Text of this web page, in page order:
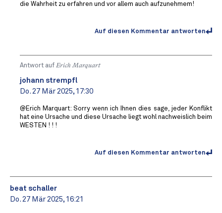
die Wahrheit zu erfahren und vor allem auch aufzunehmem!
Auf diesen Kommentar antworten
Antwort auf Erich Marquart
johann strempfl
Do. 27 Mär 2025, 17:30
@Erich Marquart: Sorry wenn ich Ihnen dies sage, jeder Konflikt
hat eine Ursache und diese Ursache liegt wohl nachweislich beim
WESTEN ! ! !
Auf diesen Kommentar antworten
beat schaller
Do. 27 Mär 2025, 16:21